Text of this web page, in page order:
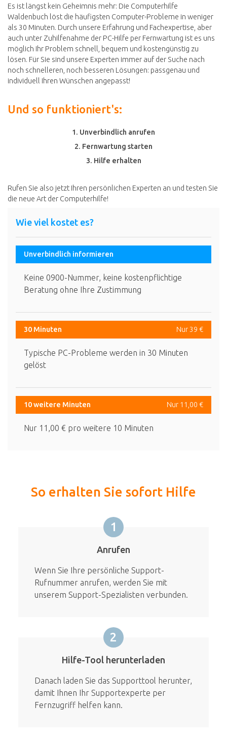
Es ist längst kein Geheimnis mehr: Die Computerhilfe
Waldenbuch löst die häufigsten Computer-Probleme in weniger
als 30 Minuten. Durch unsere Erfahrung und Fachexpertise, aber
auch unter Zuhilfenahme der PC-Hilfe per Fernwartung ist es uns
möglich Ihr Problem schnell, bequem und kostengünstig zu
lösen. Für Sie sind unsere Experten immer auf der Suche nach
noch schnelleren, noch besseren Lösungen: passgenau und
individuell Ihren Wünschen angepasst!
Und so funktioniert's:
1. Unverbindlich anrufen
2. Fernwartung starten
3. Hilfe erhalten
Rufen Sie also jetzt Ihren persönlichen Experten an und testen Sie
die neue Art der Computerhilfe!
Wie viel kostet es?
Unverbindlich informieren
Keine 0900-Nummer, keine kostenpflichtige
Beratung ohne Ihre Zustimmung
30 Minuten Nur 39 €
Typische PC-Probleme werden in 30 Minuten
gelöst
10 weitere Minuten Nur 11,00 €
Nur 11,00 € pro weitere 10 Minuten
So erhalten Sie sofort Hilfe
1
Anrufen
Wenn Sie Ihre persönliche Support-
Rufnummer anrufen, werden Sie mit
unserem Support-Spezialisten verbunden.
2
Hilfe-Tool herunterladen
Danach laden Sie das Supporttool herunter,
damit Ihnen Ihr Supportexperte per
Fernzugriff helfen kann.